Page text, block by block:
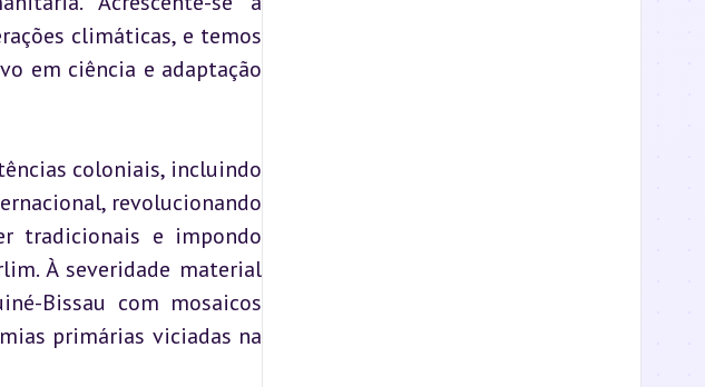
climáticas, e temos
em ciência e adaptação
coloniais, incluindo
revolucionando
tradicionais e impondo
À severidade material
Bissau com mosaicos
primárias viciadas na